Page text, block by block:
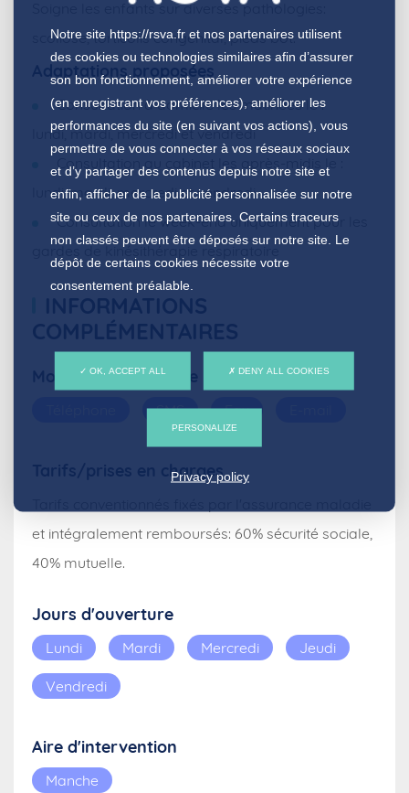
Soigne les enfants sur diverses pathologies:
scoliose, torticolis congénital, pieds bot.
Adaptations proposées
Consultation à domicile les matinées le :
lundi, mardi, mercredi et vendredi
Consultation au cabinet les après-midis le :
lundi, mardi, mercredi et vendredi
Consultation le week-end uniquement pour les
gardes de kinésithérapie respiratoire
INFORMATIONS
COMPLÉMENTAIRES
Modalités de prise de RDV
SMS Fax
Tarifs/prises en charges
et intégralement remboursés: 60% sécurité sociale,
40% mutuelle.
Jours d'ouverture
Lundi Mardi Mercredi Jeudi
Vendredi
Aire d'intervention
Manche
Notre site https://rsva.fret nos partenaires utilisent
des cookies ou technologies similaires afin d’assurer
son bon fonctionnement, améliorer votre expérience
(en enregistrant vos préférences), améliorer les
performances du site (en suivant vos actions), vous
permettre de vous connecter à vos réseaux sociaux
et d’y partager des contenus depuis notre site et
enfin, afficher de la publicité personnalisée sur notre
site ou ceux de nos partenaires. Certains traceurs
non classés peuvent être déposés sur notre site. Le
dépôt de certains cookies nécessite votre
consentement préalable.
OK, ACCEPT ALL DENY ALL COOKIES
PERSONALIZE
Privacy policy